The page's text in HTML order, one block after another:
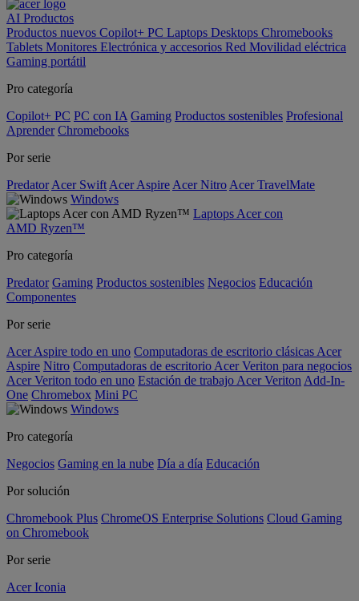
AI Productos
Productos nuevos Copilot+ PC Laptops Desktops Chromebooks
Tablets Monitores Electrónica y accesorios Red Movilidad eléctrica
Gaming portátil
Pro categoría
Copilot+ PC PC con IA Gaming Productos sostenibles Profesional
Aprender Chromebooks
Por serie
Predator Acer Swift Acer Aspire Acer Nitro Acer TravelMate
Windows
Laptops Acer con
AMD Ryzen™
Pro categoría
Predator Gaming Productos sostenibles Negocios Educación
Componentes
Por serie
Acer Aspire todo en uno Computadoras de escritorio clásicas Acer
Aspire Nitro Computadoras de escritorio Acer Veriton para negocios
Acer Veriton todo en uno Estación de trabajo Acer Veriton Add-In-
One Chromebox Mini PC
Windows
Pro categoría
Negocios Gaming en la nube Día a día Educación
Por solución
Chromebook Plus ChromeOS Enterprise Solutions Cloud Gaming
on Chromebook
Por serie
Acer Iconia